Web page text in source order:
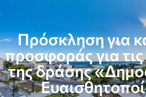
Πρόσκληση για
προσφοράς για τις
της δράσης